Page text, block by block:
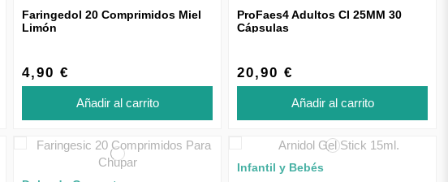
Faringedol 20 Comprimidos Miel
Limón
4,90 €
Añadir al carrito
ProFaes4 Adultos CI 25MM 30
Cápsulas
20,90 €
Añadir al carrito
Infantil y Bebés